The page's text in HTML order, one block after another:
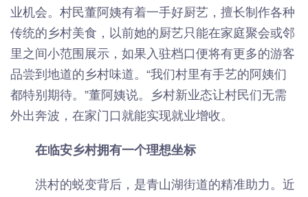
业机会。村民董阿姨有着一手好厨艺，擅长制作各种
传统的乡村美食，以前她的厨艺只能在家庭聚会或邻
里之间小范围展示，如果入驻档口便将有更多的游客
品尝到地道的乡村味道。“我们村里有手艺的阿姨们
都特别期待。”董阿姨说。乡村新业态让村民们无需
外出奔波，在家门口就能实现就业增收。
在临安乡村拥有一个理想坐标
洪村的蜕变背后，是青山湖街道的精准助力。近